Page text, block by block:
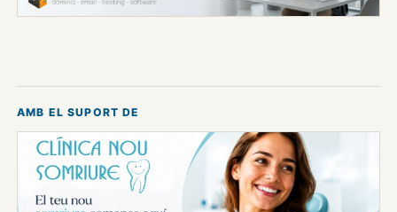
AMB EL SUPORT DE